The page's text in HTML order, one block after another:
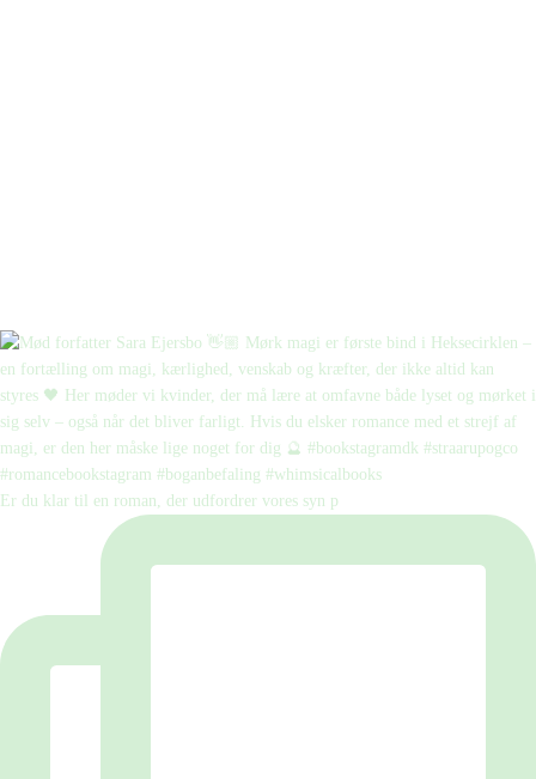
Er du klar til en roman, der udfordrer vores syn p